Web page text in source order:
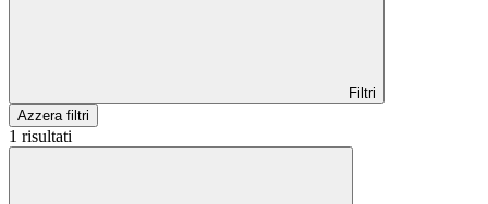
Filtri
Azzera filtri
1 risultati